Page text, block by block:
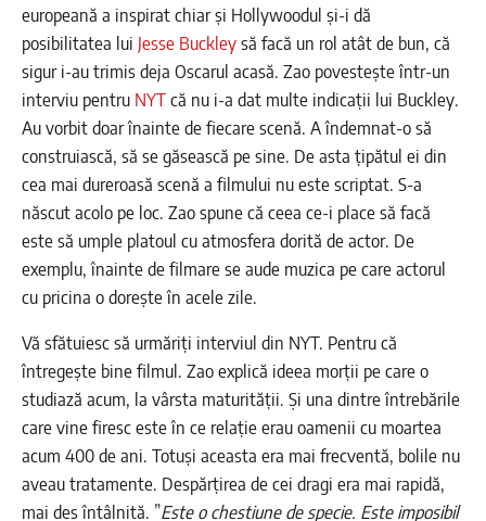
europeană a inspirat chiar și Hollywoodul și-i dă
posibilitatea lui Jesse Buckleysă facă un rol atât de bun, că
sigur i-au trimis deja Oscarul acasă. Zao povestește într-un
interviu pentru NYTcă nu i-a dat multe indicații lui Buckley.
Au vorbit doar înainte de fiecare scenă. A îndemnat-o să
construiască, să se găsească pe sine. De asta țipătul ei din
cea mai dureroasă scenă a filmului nu este scriptat. S-a
născut acolo pe loc. Zao spune că ceea ce-i place să facă
este să umple platoul cu atmosfera dorită de actor. De
exemplu, înainte de filmare se aude muzica pe care actorul
cu pricina o dorește în acele zile.
Vă sfătuiesc să urmăriți interviul din NYT. Pentru că
întregește bine filmul. Zao explică ideea morții pe care o
studiază acum, la vârsta maturității. Și una dintre întrebările
care vine firesc este în ce relație erau oamenii cu moartea
acum 400 de ani. Totuși aceasta era mai frecventă, bolile nu
aveau tratamente. Despărțirea de cei dragi era mai rapidă,
mai des întâlnită. ”Este o chestiune de specie. Este imposibil